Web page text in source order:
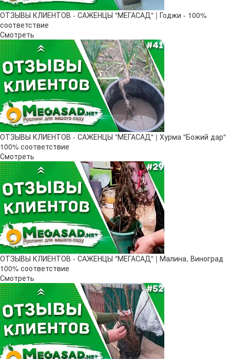
ОТЗЫВЫ КЛИЕНТОВ - САЖЕНЦЫ "МЕГАСАД" | Годжи - 100%
соответствие
Смотреть
ОТЗЫВЫ КЛИЕНТОВ - САЖЕНЦЫ "МЕГАСАД" | Хурма "Божий дар" ​
100% соответствие
Смотреть
ОТЗЫВЫ КЛИЕНТОВ - САЖЕНЦЫ "МЕГАСАД" | Малина, Виноград
100% соответствие
Смотреть